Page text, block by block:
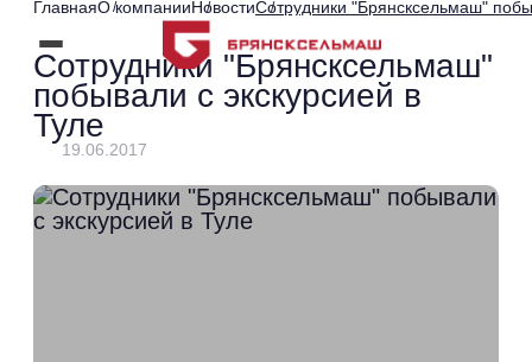
ГлавнаяО компанииНовостиСотрудники "Брянсксельмаш"
Сотрудники "Брянсксельмаш"
побывали с экскурсией в
Туле
19.06.2017